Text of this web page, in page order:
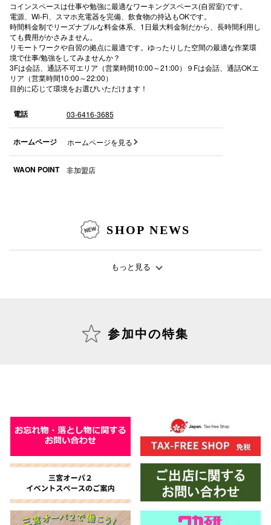
コインスペースは仕事や勉強に最適なワーキングスペース(自習室)です。
電源、Wi-Fi、スマホ充電器を完備、飲食物の持込もOKです。
時間料金制でリーズナブルな料金体系、1日最大料金制だから、長時間利用し
ても費用がかさみません。
リモートワークや自習の拠点に最適です。ゆったりした空間の最適な作業環
境で仕事/勉強をしてみませんか？
3Fは会話、通話不可エリア（営業時間10:00～21:00）９Fは会話、通話OKエ
リア（営業時間10:00～22:00）
目的に応じて環境をお選びいただけます！
電話 03-6416-3685
ホームページ ホームページを見る
WAON POINT 非加盟店
SHOP NEWS
もっと見る
参加中の特集
新百合丘
三宮オ
キャナルシ